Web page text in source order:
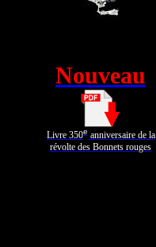
Nouveau
Livre 350eanniversaire de la
révolte des Bonnets rouges